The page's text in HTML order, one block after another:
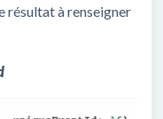
résultat à renseigner